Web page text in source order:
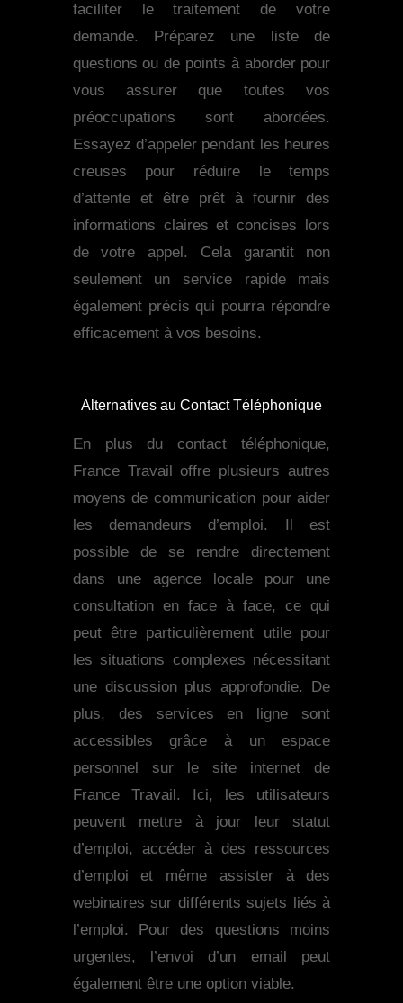
faciliter le traitement de votre
demande. Préparez une liste de
questions ou de points à aborder pour
vous assurer que toutes vos
préoccupations sont abordées.
Essayez d’appeler pendant les heures
creuses pour réduire le temps
d’attente et être prêt à fournir des
informations claires et concises lors
de votre appel. Cela garantit non
seulement un service rapide mais
également précis qui pourra répondre
efficacement à vos besoins.
Alternatives au Contact Téléphonique
En plus du contact téléphonique,
France Travail offre plusieurs autres
moyens de communication pour aider
les demandeurs d’emploi. Il est
possible de se rendre directement
dans une agence locale pour une
consultation en face à face, ce qui
peut être particulièrement utile pour
les situations complexes nécessitant
une discussion plus approfondie. De
plus, des services en ligne sont
accessibles grâce à un espace
personnel sur le site internet de
France Travail. Ici, les utilisateurs
peuvent mettre à jour leur statut
d’emploi, accéder à des ressources
d’emploi et même assister à des
webinaires sur différents sujets liés à
l’emploi. Pour des questions moins
urgentes, l’envoi d’un email peut
également être une option viable.